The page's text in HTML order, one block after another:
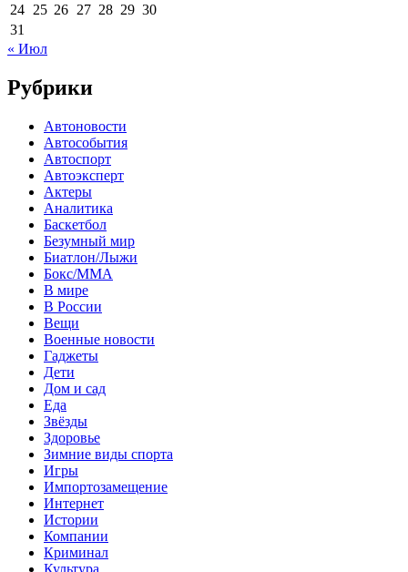
24 25 26 27 28 29 30
31
« Июл
Рубрики
Автоновости
Автособытия
Автоспорт
Автоэксперт
Актеры
Аналитика
Баскетбол
Безумный мир
Биатлон/Лыжи
Бокс/MMA
В мире
В России
Вещи
Военные новости
Гаджеты
Дети
Дом и сад
Еда
Звёзды
Здоровье
Зимние виды спорта
Игры
Импортозамещение
Интернет
Истории
Компании
Криминал
Культура